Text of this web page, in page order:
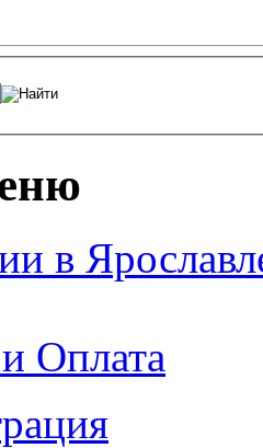
в
Оплата